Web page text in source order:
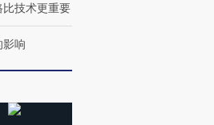
雨
哈尔滨遭遇短时极端强降
米
技术更重要
影响